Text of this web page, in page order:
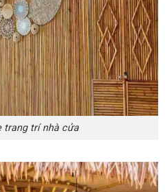
trang trí nhà cửa